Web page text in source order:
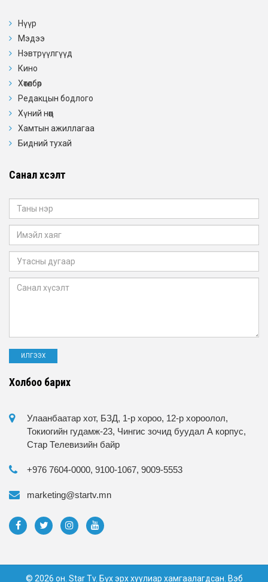
Нүүр
Мэдээ
Нэвтрүүлгүүд
Кино
Хөтөлбөр
Редакцын бодлого
Хүний нөөц
Хамтын ажиллагаа
Бидний тухай
Санал хүсэлт
Холбоо барих
Улаанбаатар хот, БЗД, 1-р хороо, 12-р хороолол,
Токиогийн гудамж-23, Чингис зочид буудал А корпус,
Стар Телевизийн байр
+976 7604-0000, 9100-1067, 9009-5553
marketing@startv.mn
© 2026 он. Star Tv. Бүх эрх хуулиар хамгаалагдсан. Вэб